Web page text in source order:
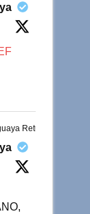
Retuiteado